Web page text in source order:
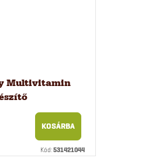
Multivitamin
g
KOSÁRBA
Kód:531421044